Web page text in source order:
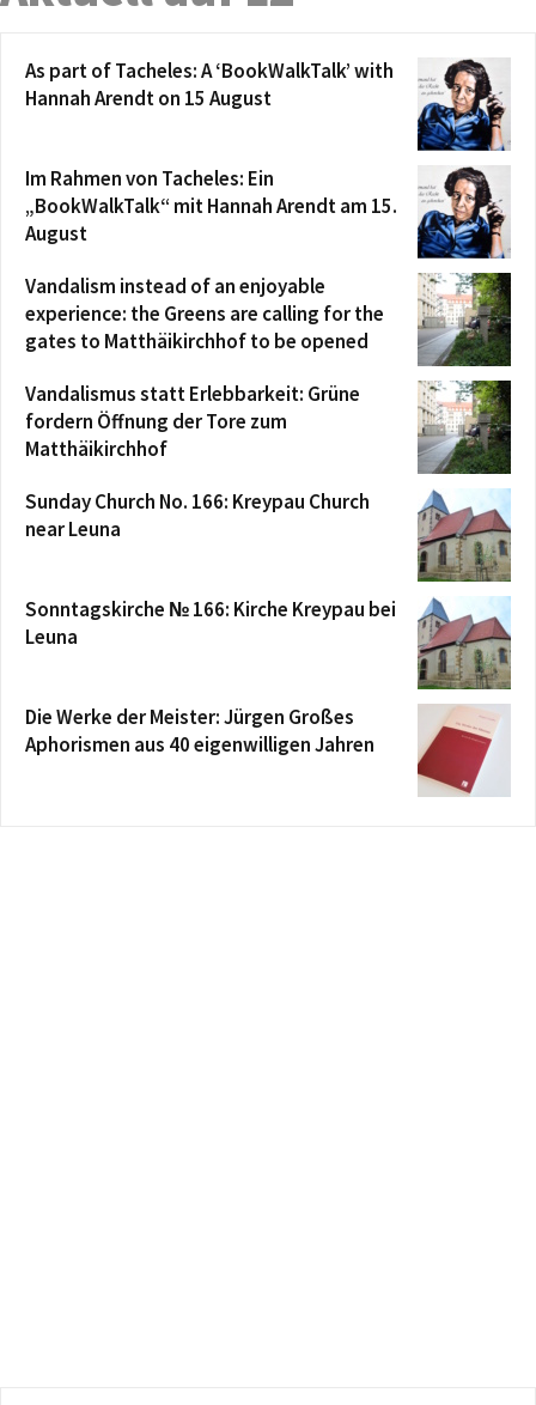
As part of Tacheles: A ‘BookWalkTalk’ with
Hannah Arendt on 15 August
Im Rahmen von Tacheles: Ein
„BookWalkTalk“ mit Hannah Arendt am 15.
August
Vandalism instead of an enjoyable
experience: the Greens are calling for the
gates to Matthäikirchhof to be opened
Vandalismus statt Erlebbarkeit: Grüne
fordern Öffnung der Tore zum
Matthäikirchhof
Sunday Church No. 166: Kreypau Church
near Leuna
Sonntagskirche № 166: Kirche Kreypau bei
Leuna
Die Werke der Meister: Jürgen Großes
Aphorismen aus 40 eigenwilligen Jahren